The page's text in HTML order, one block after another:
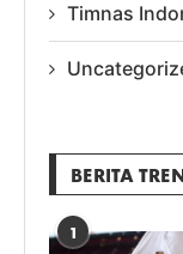
Timnas
BERITA
1